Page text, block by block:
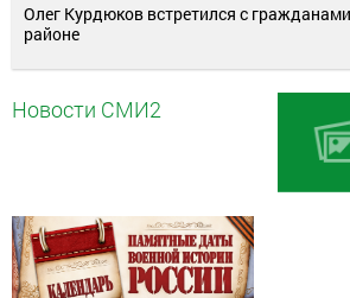
Олег Курдюков встретился с
районе
Новости СМИ2